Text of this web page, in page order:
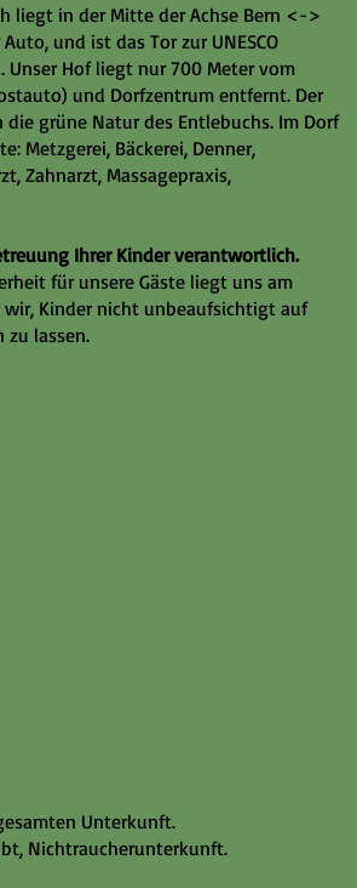
Unterkunft.
Nichtraucherunterkunft.
liegt in der Mitte der Achse Bern <->
und ist das Tor zur UNESCO
Unser Hof liegt nur 700 Meter vom
und Dorfzentrum entfernt. Der
grüne Natur des Entlebuchs. Im Dorf
Metzgerei, Bäckerei, Denner,
Zahnarzt, Massagepraxis,
Ihrer Kinder verantwortlich.
für unsere Gäste liegt uns am
wir, Kinder nicht unbeaufsichtigt auf
zu lassen.